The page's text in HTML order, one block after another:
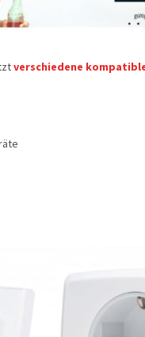
verschiedene